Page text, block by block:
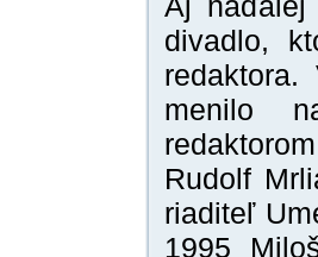
divadlo,
menilo
Rudolf
riaditeľ
1995